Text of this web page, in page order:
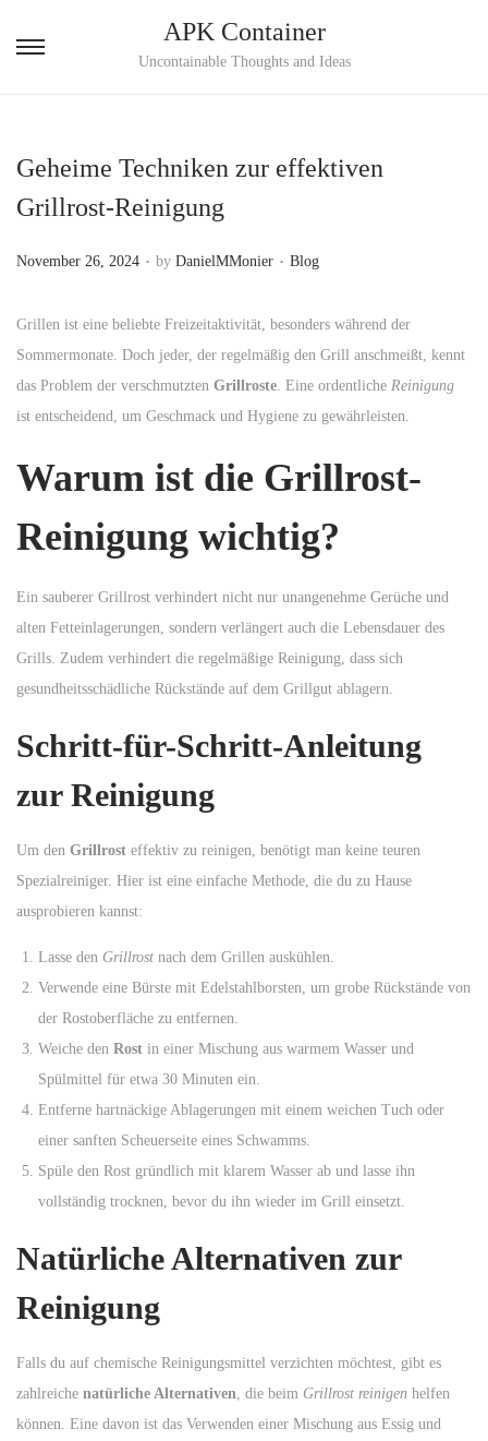
S
t
i
g
a
t
o
S
t
t
e
n
t
APK Container
Uncontainable Thoughts and Ideas
Geheime Techniken zur effektiven
Grillrost-Reinigung
P
s
t
e
d
n
November 26, 2024 . by DanielMMonier . P
s
e
d
n
Blog
Grillen ist eine beliebte Freizeitaktivität, besonders während der
Sommermonate. Doch jeder, der regelmäßig den Grill anschmeißt, kennt
das Problem der verschmutzten Grillroste. Eine ordentliche Reinigung
ist entscheidend, um Geschmack und Hygiene zu gewährleisten.
Warum ist die Grillrost-
Reinigung wichtig?
Ein sauberer Grillrost verhindert nicht nur unangenehme Gerüche und
alten Fetteinlagerungen, sondern verlängert auch die Lebensdauer des
Grills. Zudem verhindert die regelmäßige Reinigung, dass sich
gesundheitsschädliche Rückstände auf dem Grillgut ablagern.
Schritt-für-Schritt-Anleitung
zur Reinigung
Um den Grillrost effektiv zu reinigen, benötigt man keine teuren
Spezialreiniger. Hier ist eine einfache Methode, die du zu Hause
ausprobieren kannst:
Lasse den Grillrost nach dem Grillen auskühlen.
Verwende eine Bürste mit Edelstahlborsten, um grobe Rückstände von
der Rostoberfläche zu entfernen.
Weiche den Rost in einer Mischung aus warmem Wasser und
Spülmittel für etwa 30 Minuten ein.
Entferne hartnäckige Ablagerungen mit einem weichen Tuch oder
einer sanften Scheuerseite eines Schwamms.
Spüle den Rost gründlich mit klarem Wasser ab und lasse ihn
vollständig trocknen, bevor du ihn wieder im Grill einsetzt.
Natürliche Alternativen zur
Reinigung
Falls du auf chemische Reinigungsmittel verzichten möchtest, gibt es
zahlreiche natürliche Alternativen, die beim Grillrost reinigen helfen
können. Eine davon ist das Verwenden einer Mischung aus Essig und